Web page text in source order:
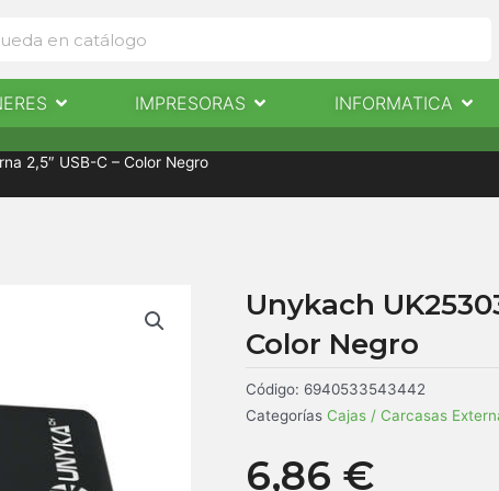
INFORMÁTICA NOTICIAS CONTACTO
Abrir EscaneresIMPRESORAS Abrir ImpresorasINFORMATICA
2,5″ USB-C – Color Negro
Unykach
Color Negro
Código: 6940533543442
Categorías Cajas / Carcasas
6,86 €